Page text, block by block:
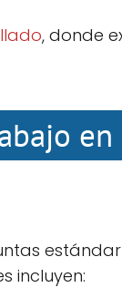
, donde
incluyen: